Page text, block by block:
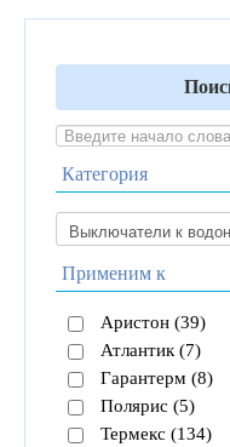
Категория
Применим к
Аристон (39)
Атлантик (7)
Гарантерм (8)
Полярис (5)
Термекс (134)